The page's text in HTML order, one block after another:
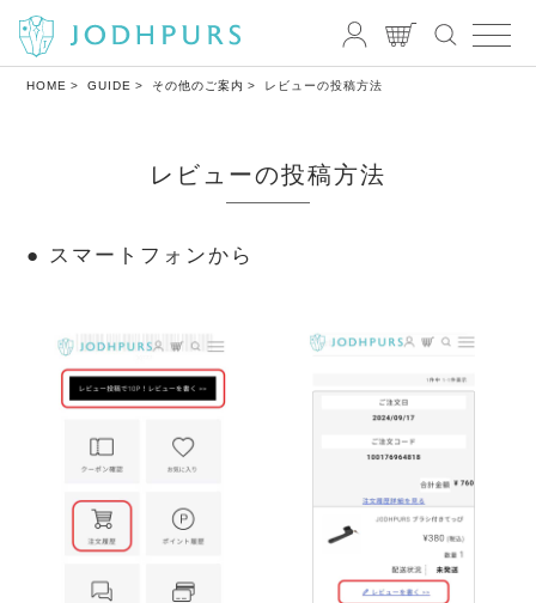
HOME GUIDE その他のご案内 レビューの投稿方法
レビューの投稿方法
● スマートフォンから